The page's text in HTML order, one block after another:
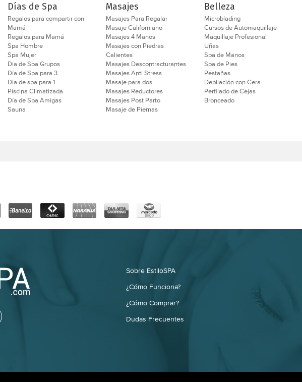
Días de Spa
Regalos para compartir con
Mamá
Regalos para Mamá
Spa Hombre
Spa Mujer
Dia de Spa Grupos
Día de Spa para 3
Dia de spa para 1
Piscina Climatizada
Día de Spa Amigas
Sauna
Masajes
Masajes Para Regalar
Masaje Californiano
Masajes 4 Manos
Masajes con Piedras
Calientes
Masajes Descontracturantes
Masajes Anti Stress
Masaje para dos
Masajes Reductores
Masajes Post Parto
Masaje de Piernas
Belleza
Microblading
Cursos de Automaquillaje
Maquillaje Profesional
Uñas
Spa de Manos
Spa de Pies
Pestañas
Depilación con Cera
Perfilado de Cejas
Bronceado
Sobre EstiloSPA
¿Cómo Funciona?
¿Cómo Comprar?
Dudas Frecuentes